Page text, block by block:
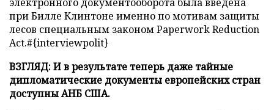
при Билле Клинтоне именно по мотивам защиты
лесов специальным законом Paperwork Reduction
Act.#{interviewpolit}
ВЗГЛЯД: И в результате теперь даже тайные
дипломатические документы европейских стран
доступны АНБ США.